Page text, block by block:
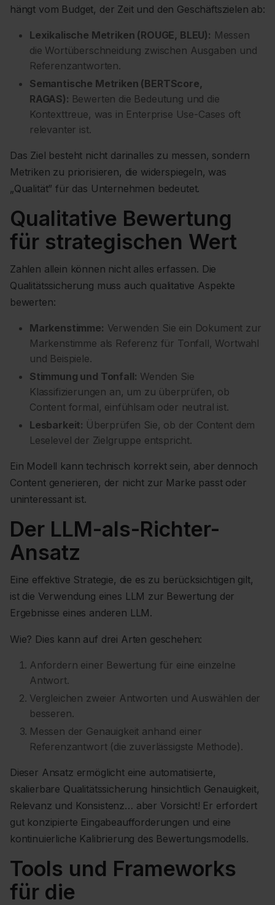
hängt vom Budget, der Zeit und den Geschäftszielen ab:
Lexikalische Metriken (ROUGE, BLEU): Messen
die Wortüberschneidung zwischen Ausgaben und
Referenzantworten.
Semantische Metriken (BERTScore,
RAGAS): Bewerten die Bedeutung und die
Kontexttreue, was in Enterprise Use-Cases oft
relevanter ist.
Das Ziel besteht nicht darinalles zu messen, sondern
Metriken zu priorisieren, die widerspiegeln, was
„Qualität” für das Unternehmen bedeutet.
Qualitative Bewertung
für strategischen Wert
Zahlen allein können nicht alles erfassen. Die
Qualitätssicherung muss auch qualitative Aspekte
bewerten:
Markenstimme: Verwenden Sie ein Dokument zur
Markenstimme als Referenz für Tonfall, Wortwahl
und Beispiele.
Stimmung und Tonfall: Wenden Sie
Klassifizierungen an, um zu überprüfen, ob
Content formal, einfühlsam oder neutral ist.
Lesbarkeit: Überprüfen Sie, ob der Content dem
Leselevel der Zielgruppe entspricht.
Ein Modell kann technisch korrekt sein, aber dennoch
Content generieren, der nicht zur Marke passt oder
uninteressant ist.
Der LLM-als-Richter-
Ansatz
Eine effektive Strategie, die es zu berücksichtigen gilt,
ist die Verwendung eines LLM zur Bewertung der
Ergebnisse eines anderen LLM.
Wie? Dies kann auf drei Arten geschehen:
Anfordern einer Bewertung für eine einzelne
Antwort.
Vergleichen zweier Antworten und Auswählen der
besseren.
Messen der Genauigkeit anhand einer
Referenzantwort (die zuverlässigste Methode).
Dieser Ansatz ermöglicht eine automatisierte,
skalierbare Qualitätssicherung hinsichtlich Genauigkeit,
Relevanz und Konsistenz… aber Vorsicht! Er erfordert
gut konzipierte Eingabeaufforderungen und eine
kontinuierliche Kalibrierung des Bewertungsmodells.
Tools und Frameworks
für die